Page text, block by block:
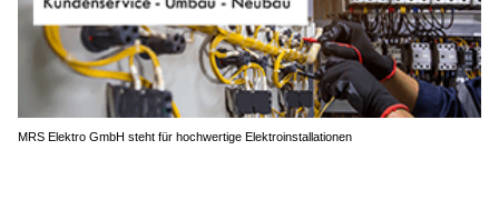
MRS Elektro GmbH steht für hochwertige Elektroinstallationen